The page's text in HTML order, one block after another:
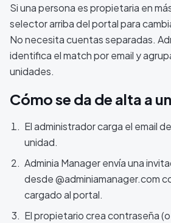
Si una persona es propietaria en
selector arriba del portal para
No necesita cuentas separadas.
identifica el match por email y
unidades.
Cómo se da de alta a
El administrador carga el email
unidad.
Adminia Manager envía una
desde @adminiamanager.com
cargado al portal.
El propietario crea contraseña